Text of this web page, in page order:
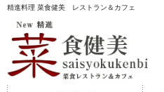
精進料理 菜食健美 レストラン＆カフェ